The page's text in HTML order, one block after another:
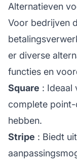
Alternatieven
Voor bedrijven
er diverse
functies en
Square : Ideaal
complete point-
hebben.
Stripe : Biedt